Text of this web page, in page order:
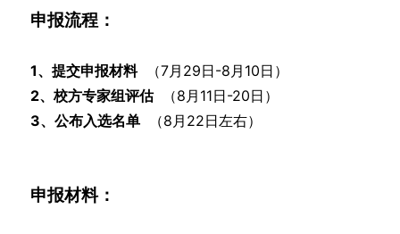
申报流程：
1、提交申报材料（7月29日-8月10日）
2、校方专家组评估（8月11日-20日）
3、公布入选名单（8月22日左右）
申报材料：